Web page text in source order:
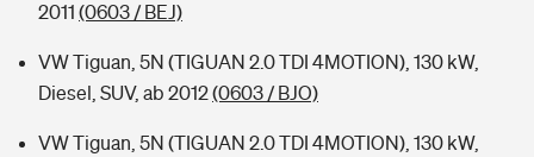
2011 (0603 / BEJ)
VW Tiguan, 5N (TIGUAN 2.0 TDI 4MOTION), 130 kW,
Diesel, SUV, ab 2012(0603 / BJO)
VW Tiguan, 5N (TIGUAN 2.0 TDI 4MOTION), 130 kW,